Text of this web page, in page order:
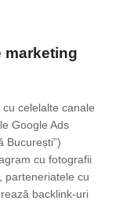
marketing
celelalte canale
Google Ads
București”)
cu fotografii
parteneriatele cu
backlink-uri